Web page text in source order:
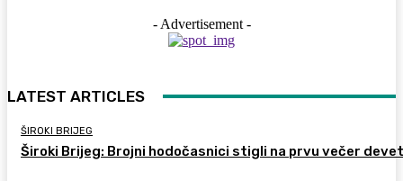
- Advertisement -
LATEST ARTICLES
ŠIROKI BRIJEG
Široki Brijeg: Brojni hodočasnici stigli na prvu večer